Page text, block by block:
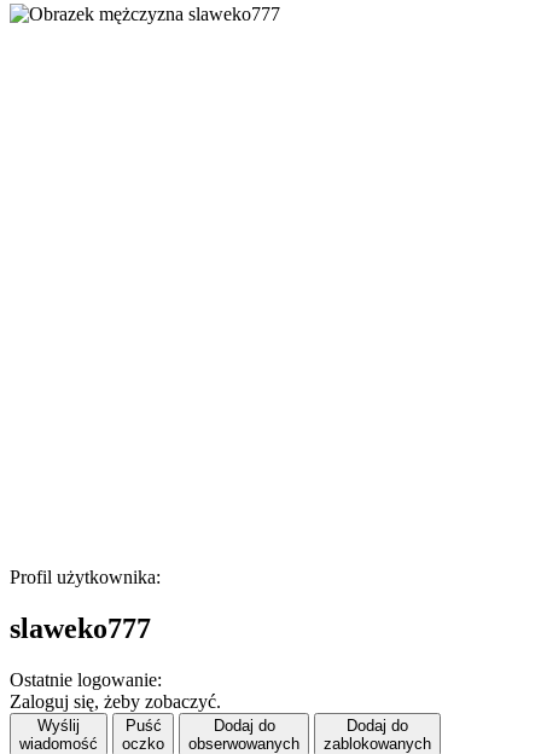
Profil użytkownika:
slaweko777
Ostatnie logowanie:
Zaloguj się, żeby zobaczyć.
Wyślij
wiadomość
Puść
oczko
Dodaj do
obserwowanych
Dodaj do
zablokowanych